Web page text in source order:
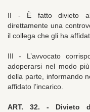
II - È fatto divieto
direttamente una
il collega che gli ha
III - L’avvocato
adoperarsi nel modo
della parte, informando
affidato l’incarico.
ART. 32. - Divieto